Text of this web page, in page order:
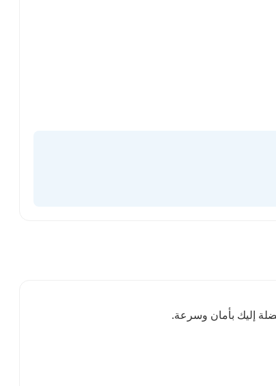
إليك بأمان وسرعة.